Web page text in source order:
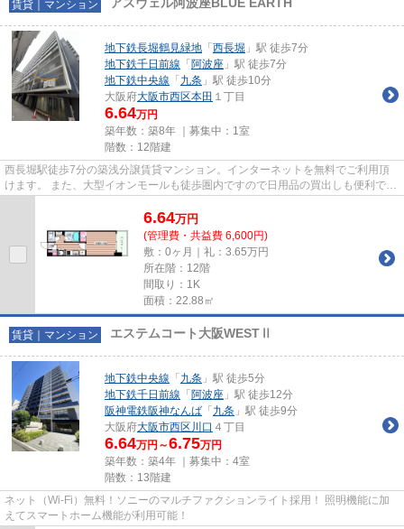
賃貸｜マンション
地下鉄長堀鶴見緑地 「 西長堀 」駅 徒歩7分
地下鉄千日前線 「 阿波座 」駅 徒歩7分
地下鉄中央線 「 九条 」駅 徒歩10分
大阪府大阪市西区本田 １丁目
6.64万円
築年数：築8年 ｜募集中： 1室
階数：12階建
西長堀駅徒歩7分の築浅分譲賃貸マンション。インターネットを無料でご利用頂
けます。 また、大型イオンモールも徒歩圏内ですので日用品の買出しも便利で
6.64万円
(管理費・共益費 6,600円)
敷：0ヶ月｜礼：3.65万円
所在階：12階
間取り：1K
面積：22.88㎡
賃貸｜マンション エステムコート大阪WESTⅡ
地下鉄中央線 「 九条 」駅 徒歩5分
地下鉄千日前線 「 阿波座 」駅 徒歩12分
阪神電鉄阪神なんば 「 九条 」駅 徒歩9分
大阪府大阪市西区 川口 ４丁目
6.64万円～6.75万円
築年数：築4年 ｜募集中： 4室
階数：13階建
ネット（Wi-Fi）無料！ソニーのマルチファクションライト採用！ 照明機能に加
えてスマートホーム機能が利用可能！